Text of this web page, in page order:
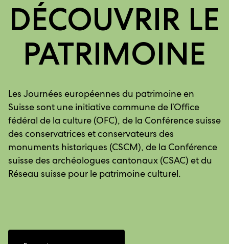
DÉCOUVRIR LE
PATRIMOINE
Les Journées européennes du patrimoine en
Suisse sont une initiative commune de l’Office
fédéral de la culture (OFC), de la Conférence suisse
des conservatrices et conservateurs des
monuments historiques (CSCM), de la Conférence
suisse des archéologues cantonaux (CSAC) et du
Réseau suisse pour le patrimoine culturel.